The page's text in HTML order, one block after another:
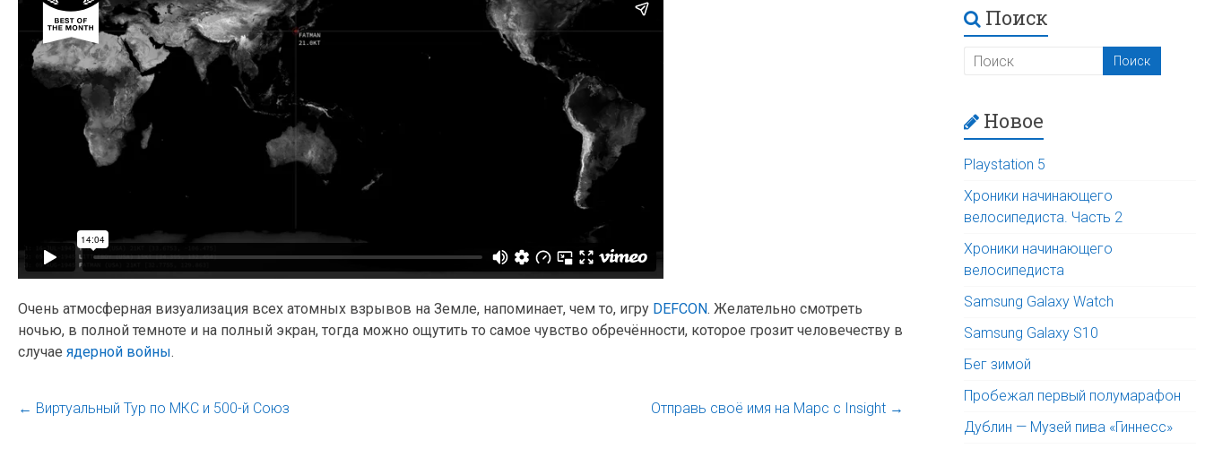
Очень атмосферная визуализация всех атомных взрывов на Земле, напоминает, чем то, игру DEFCON. Желательно смотреть
ночью, в полной темноте и на полный экран, тогда можно ощутить то самое чувство обречённости, которое грозит человечеству в
случае ядерной войны.
← Виртуальный Тур по МКС и 500-й Союз Отправь своё имя на Марс с Insight →
Поиск
Новое
Playstation 5
Хроники начинающего
велосипедиста. Часть 2
Хроники начинающего
велосипедиста
Samsung Galaxy Watch
Samsung Galaxy S10
Бег зимой
Пробежал первый полумарафон
Дублин — Музей пива «Гиннесс»